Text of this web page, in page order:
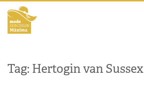
Tag: Hertogin van Sussex